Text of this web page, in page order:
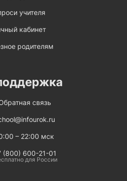
учителя
кабинет
родителям
связь
– 22:00 мск
(800) 600-21-01
для России